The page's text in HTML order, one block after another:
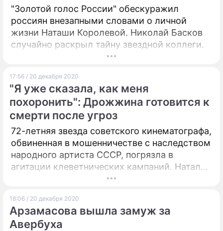
"Золотой голос России" обескуражил
россиян внезапными словами о личной
жизни Наташи Королевой. Николай Басков
случайно раскрыл тайну звездной коллеги.
17:56 / 20 декабря 2020
"Я уже сказала, как меня
похоронить": Дрожжина готовится к
смерти после угроз
72-летняя звезда советского кинематографа,
обвиненная в мошенничестве с наследством
народного артиста СССР, погрязла в
агитации клеветнических кампаний. Наталья
Дрожжина крайне напугана
18:06 / 20 декабря 2020
Арзамасова вышла замуж за
Авербуха